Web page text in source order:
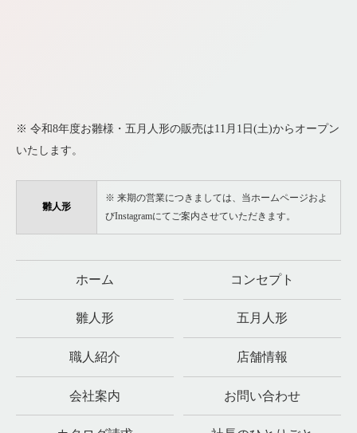
※ 令和8年度お雛様・五月人形の販売は11月1日(土)からオープン
いたします。
雛人形
※ 来期の営業につきましては、当ホームページおよ
びInstagramにてご案内させていただきます。
ホーム コンセプト
雛人形 五月人形
職人紹介 店舗情報
会社案内 お問い合わせ